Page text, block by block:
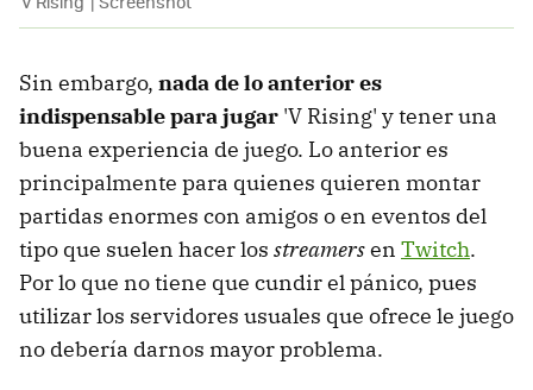
Sin embargo, nada de lo anterior es
indispensable para jugar 'V Rising' y tener una
buena experiencia de juego. Lo anterior es
principalmente para quienes quieren montar
partidas enormes con amigos o en eventos del
tipo que suelen hacer los streamersen Twitch.
Por lo que no tiene que cundir el pánico, pues
utilizar los servidores usuales que ofrece le juego
no debería darnos mayor problema.